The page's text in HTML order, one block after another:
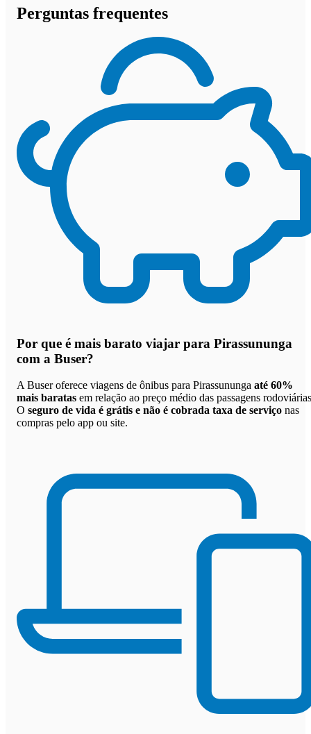
Perguntas frequentes
Por que é mais barato viajar para Pirassununga
com a Buser?
A Buser oferece viagens de ônibus para Pirassununga até 60%
mais baratas em relação ao preço médio das passagens
O seguro de vida é grátis e não é cobrada taxa de serviço nas
compras pelo app ou site.